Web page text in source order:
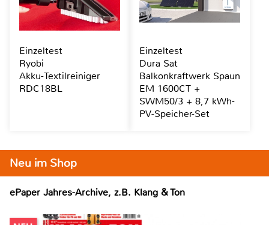
Neu im Shop
ePaper Jahres-Archive, z.B. Klang & Ton
Einzeltest
Ryobi
Akku-Textilreiniger
RDC18BL
Einzeltest
Dura Sat
Balkonkraftwerk Spaun
EM 1600CT +
SWM50/3 + 8,7 kWh-
PV-Speicher-Set